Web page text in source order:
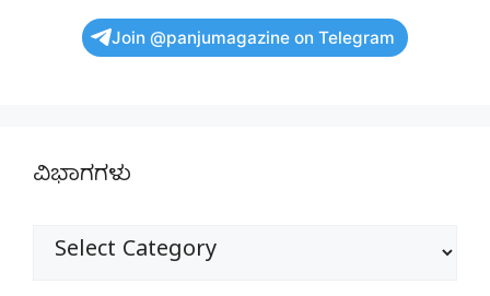
Join @panjumagazine on Telegram
ವಿಭಾಗಗಳು
ವಿಭಾಗಗಳು